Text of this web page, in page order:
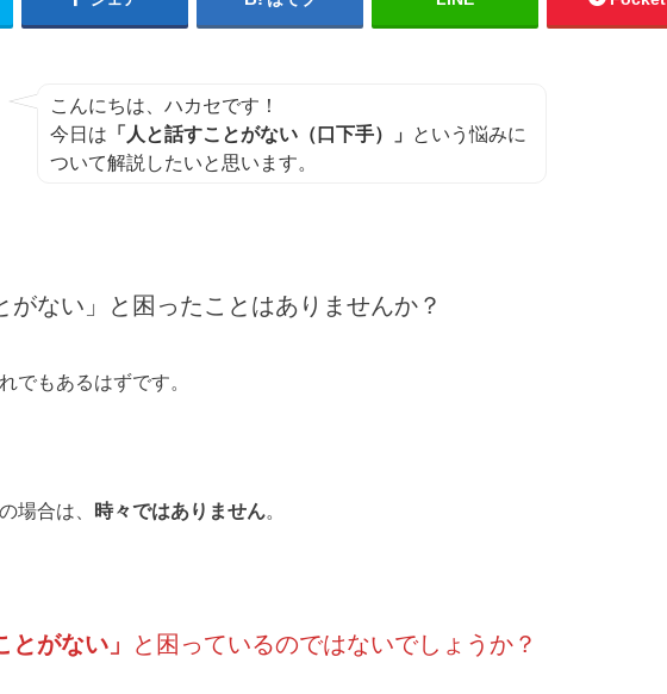
こんにちは、ハカセです！
今日は 「人と話すことがない（口下手）」
という悩みに
ついて解説したいと思います。
がない」と困ったことはありませんか？
でもあるはずです。
場合は、 時々ではありません。
とがない」 と困っているのではないでしょうか？